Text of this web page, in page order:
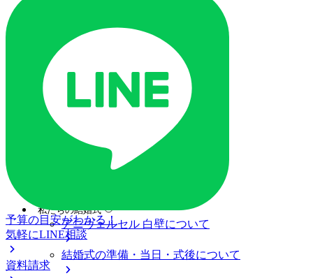
ご列席の皆様へ
トピックス
ご予約・お問い合わせ
ブライダルフェア
ブライダルフェア一覧
ブライダルフェアの基礎知識
私たちの結婚式
アニヴェルセル 白壁について
結婚式の準備・当日・式後について
予算の目安がわかる！
気軽にLINE相談
資料請求